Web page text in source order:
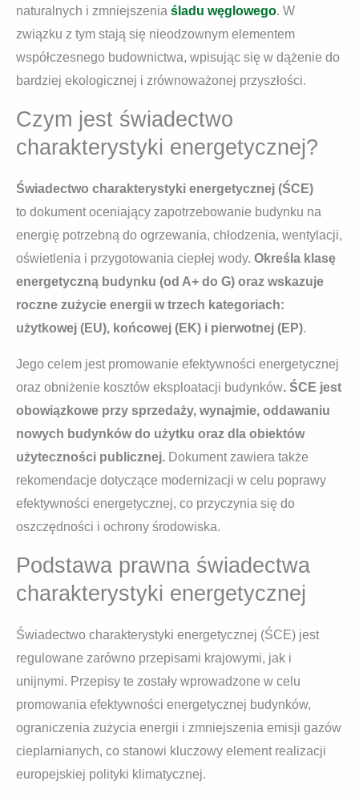
naturalnych i zmniejszenia śladu węglowego. W
związku z tym stają się nieodzownym elementem
współczesnego budownictwa, wpisując się w dążenie do
bardziej ekologicznej i zrównoważonej przyszłości.
Czym jest świadectwo
charakterystyki energetycznej?
Świadectwo charakterystyki energetycznej (ŚCE)
to dokument oceniający zapotrzebowanie budynku na
energię potrzebną do ogrzewania, chłodzenia, wentylacji,
oświetlenia i przygotowania ciepłej wody. Określa klasę
energetyczną budynku (od A+ do G) oraz wskazuje
roczne zużycie energii w trzech kategoriach:
użytkowej (EU), końcowej (EK) i pierwotnej (EP).
Jego celem jest promowanie efektywności energetycznej
oraz obniżenie kosztów eksploatacji budynków. ŚCE jest
obowiązkowe przy sprzedaży, wynajmie, oddawaniu
nowych budynków do użytku oraz dla obiektów
użyteczności publicznej. Dokument zawiera także
rekomendacje dotyczące modernizacji w celu poprawy
efektywności energetycznej, co przyczynia się do
oszczędności i ochrony środowiska.
Podstawa prawna świadectwa
charakterystyki energetycznej
Świadectwo charakterystyki energetycznej (ŚCE) jest
regulowane zarówno przepisami krajowymi, jak i
unijnymi. Przepisy te zostały wprowadzone w celu
promowania efektywności energetycznej budynków,
ograniczenia zużycia energii i zmniejszenia emisji gazów
cieplarnianych, co stanowi kluczowy element realizacji
europejskiej polityki klimatycznej.